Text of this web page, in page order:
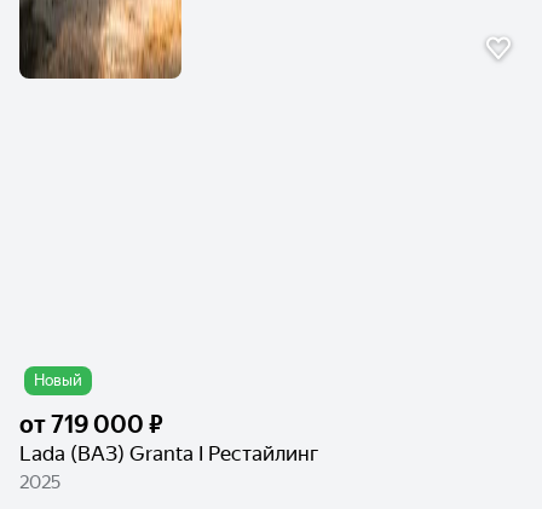
Новый
от719 000 ₽
Lada (ВАЗ) Granta I Рестайлинг
2025